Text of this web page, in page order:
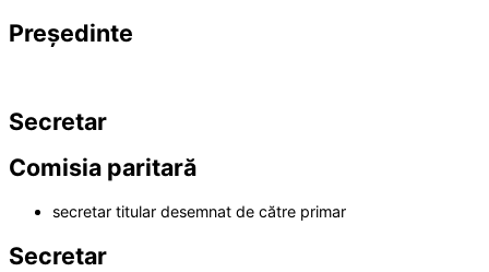
Președinte
Secretar
Comisia paritară
secretar titular desemnat de către primar
Secretar